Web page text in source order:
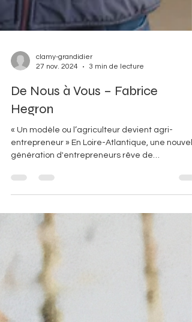
clamy-grandidier
27 nov. 2024
De Nous à Vous – Fabrice
Hegron
entrepreneur » En Loire-Atlantique, une
génération d'entrepreneurs rêve de